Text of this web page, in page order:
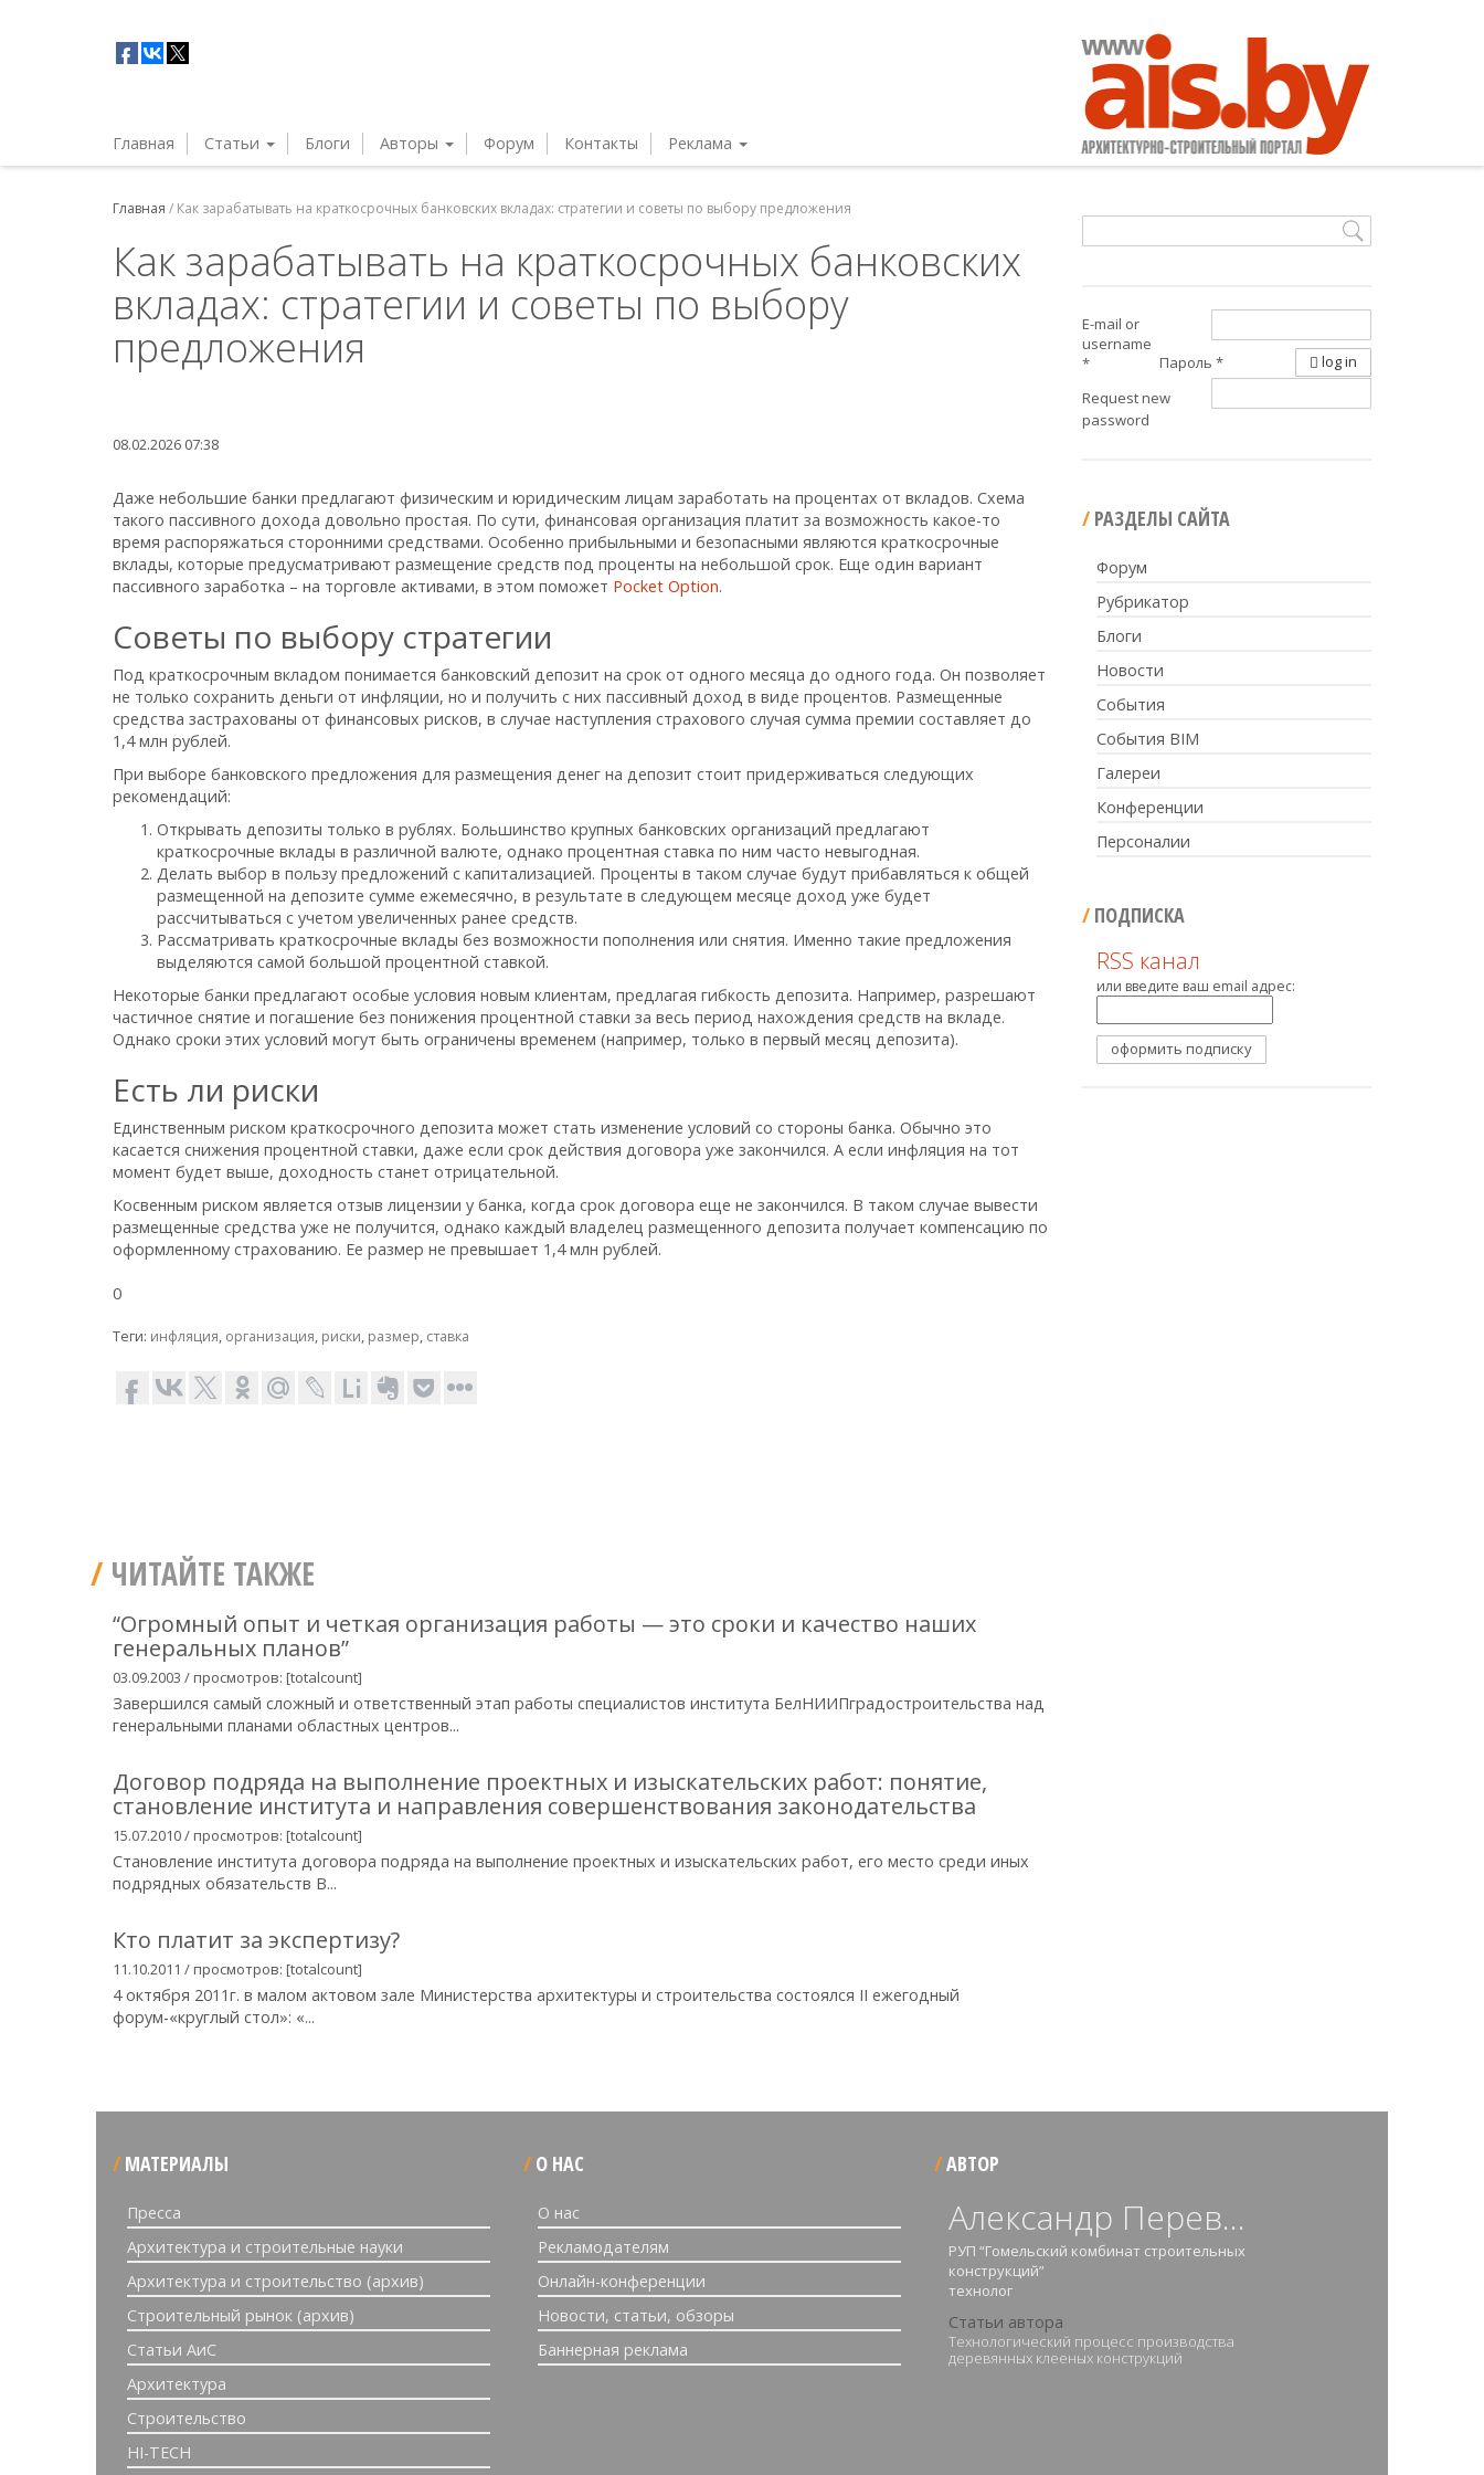
Главная Статьи Блоги Авторы Форум Контакты Реклама
Главная / Как зарабатывать на краткосрочных банковских вкладах: стратегии и советы по выбору предложения
Как зарабатывать на краткосрочных банковских
вкладах: стратегии и советы по выбору
предложения
08.02.2026 07:38
Даже небольшие банки предлагают физическим и юридическим лицам заработать на процентах от вкладов. Схема
такого пассивного дохода довольно простая. По сути, финансовая организация платит за возможность какое-то
время распоряжаться сторонними средствами. Особенно прибыльными и безопасными являются краткосрочные
вклады, которые предусматривают размещение средств под проценты на небольшой срок. Еще один вариант
пассивного заработка – на торговле активами, в этом поможет Pocket Option.
Советы по выбору стратегии
Под краткосрочным вкладом понимается банковский депозит на срок от одного месяца до одного года. Он позволяет
не только сохранить деньги от инфляции, но и получить с них пассивный доход в виде процентов. Размещенные
средства застрахованы от финансовых рисков, в случае наступления страхового случая сумма премии составляет до
1,4 млн рублей.
При выборе банковского предложения для размещения денег на депозит стоит придерживаться следующих
рекомендаций:
Открывать депозиты только в рублях. Большинство крупных банковских организаций предлагают
краткосрочные вклады в различной валюте, однако процентная ставка по ним часто невыгодная.
Делать выбор в пользу предложений с капитализацией. Проценты в таком случае будут прибавляться к общей
размещенной на депозите сумме ежемесячно, в результате в следующем месяце доход уже будет
рассчитываться с учетом увеличенных ранее средств.
Рассматривать краткосрочные вклады без возможности пополнения или снятия. Именно такие предложения
выделяются самой большой процентной ставкой.
Некоторые банки предлагают особые условия новым клиентам, предлагая гибкость депозита. Например, разрешают
частичное снятие и погашение без понижения процентной ставки за весь период нахождения средств на вкладе.
Однако сроки этих условий могут быть ограничены временем (например, только в первый месяц депозита).
Есть ли риски
Единственным риском краткосрочного депозита может стать изменение условий со стороны банка. Обычно это
касается снижения процентной ставки, даже если срок действия договора уже закончился. А если инфляция на тот
момент будет выше, доходность станет отрицательной.
Косвенным риском является отзыв лицензии у банка, когда срок договора еще не закончился. В таком случае вывести
размещенные средства уже не получится, однако каждый владелец размещенного депозита получает компенсацию по
оформленному страхованию. Ее размер не превышает 1,4 млн рублей.
0
Теги: инфляция, организация, риски, размер, ставка
ЧИТАЙТЕ ТАКЖЕ
“Огромный опыт и четкая организация работы — это сроки и качество наших
генеральных планов”
03.09.2003 / просмотров: [totalcount]
Завершился самый сложный и ответственный этап работы специалистов института БелНИИПградостроительства над
генеральными планами областных центров...
Договор подряда на выполнение проектных и изыскательских работ: понятие,
становление института и направления совершенствования законодательства
15.07.2010 / просмотров: [totalcount]
Становление института договора подряда на выполнение проектных и изыскательских работ, его место среди иных
подрядных обязательств В...
Кто платит за экспертизу?
11.10.2011 / просмотров: [totalcount]
4 октября 2011г. в малом актовом зале Министерства архитектуры и строительства состоялся II ежегодный
форум-«круглый стол»: «...
E-mail or
username
*
Пароль *
Request new
password
log in
РАЗДЕЛЫ САЙТА
Форум
Рубрикатор
Блоги
Новости
События
События BIM
Галереи
Конференции
Персоналии
ПОДПИСКА
RSS канал
или введите ваш email адрес:
МАТЕРИАЛЫ
Пресса
Архитектура и строительные науки
Архитектура и строительство (архив)
Строительный рынок (архив)
Статьи АиС
Архитектура
Строительство
HI-TECH
О НАС
О нас
Рекламодателям
Онлайн-конференции
Новости, статьи, обзоры
Баннерная реклама
АВТОР
Александр Перев...
РУП “Гомельский комбинат строительных
конструкций”
технолог
Статьи автора
Технологический процесс производства
деревянных клееных конструкций